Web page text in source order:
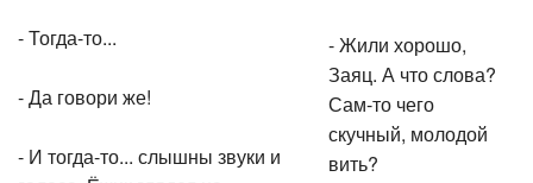
- Тогда-то...
- Да говори же!
- И тогда-то... слышны звуки и
- Жили хорошо,
Заяц. А что слова?
Сам-то чего
скучный, молодой
вить?